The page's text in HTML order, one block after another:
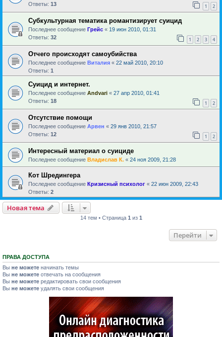
Ответы: 13 1 2
Субкультурная тематика романтизирует суицид
Последнее сообщение Грейс « 19 июн 2010, 01:31
Ответы: 32 1 2 3 4
Отчего происходят самоубийства
Последнее сообщение Виталия « 22 май 2010, 20:10
Ответы: 1
Суицид и интернет.
Последнее сообщение Andvari « 27 апр 2010, 01:41
Ответы: 18 1 2
Отсутствие помощи
Последнее сообщение Арвен « 29 янв 2010, 21:57
Ответы: 12 1 2
Интересный материал о суициде
Последнее сообщение Владислав К. « 24 ноя 2009, 21:28
Кот Шредингера
Последнее сообщение Кризисный психолог « 22 июн 2009, 22:43
Ответы: 2
Новая тема
14 тем • Страница 1 из 1
Перейти
ПРАВА ДОСТУПА
Вы не можете начинать темы
Вы не можете отвечать на сообщения
Вы не можете редактировать свои сообщения
Вы не можете удалять свои сообщения